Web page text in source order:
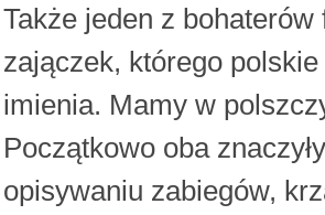
Także jeden z
zajączek, którego
imienia. Mamy w
Początkowo oba
opisywaniu zabiegów,